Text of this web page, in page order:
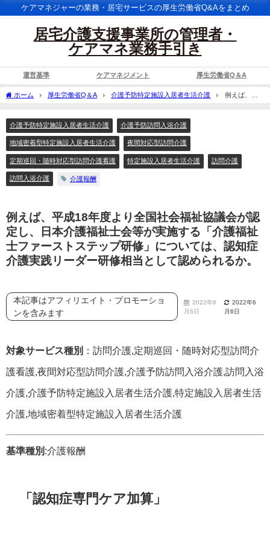
ケアマネジャーの業務・居宅サービスの厚生労働省Q&Aをまとめ
居宅介護支援事業所の管理者・
ケアマネ業務手引き
運営基準 ケアマネジメント 厚生労働省Q＆A
ホーム 厚生労働省Q＆A 介護予防特定施設入居者生活介護
例えば、平
成18年度より全国社会福祉協議会が認定し、日本介護福祉士会等が実施する「介護福
認められるか。
介護予防特定施設入居者生活介護 介護予防訪問入浴介護
地域密着型特定施設入居者生活介護 夜間対応型訪問介護
定期巡回・随時対応型訪問介護看護 特定施設入居者生活介護 訪問介護
訪問入浴介護 介護報酬
例えば、平成18年度より全国社会福祉協議会が認
定し、日本介護福祉士会等が実施する「介護福祉
士ファーストステップ研修」については、認知症
介護実践リーダー研修相当として認められるか。
本記事はアフィリエイト・プロモーショ
ンを含みます
2022年6
月6日
2022年6
月6日
対象サービス種別 ：訪問介護,定期巡回・随時対応型訪問介
護看護,夜間対応型訪問介護,介護予防訪問入浴介護,訪問入浴
介護,介護予防特定施設入居者生活介護,特定施設入居者生活
介護,地域密着型特定施設入居者生活介護
基準種別 :介護報酬
「認知症専門ケア加算」